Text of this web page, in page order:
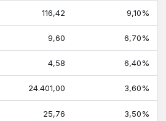
116,42 9,10%
9,60 6,70%
4,58 6,40%
24.401,00 3,60%
25,76 3,50%